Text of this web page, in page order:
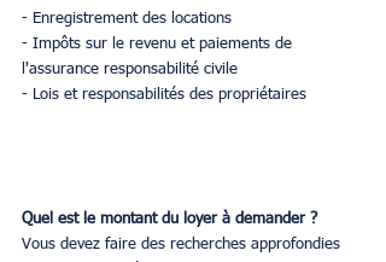
- Enregistrement des locations
- Impôts sur le revenu et paiements de
l'assurance responsabilité civile
- Lois et responsabilités des propriétaires
Quel est le montant du loyer à demander ?
Vous devez faire des recherches approfondies